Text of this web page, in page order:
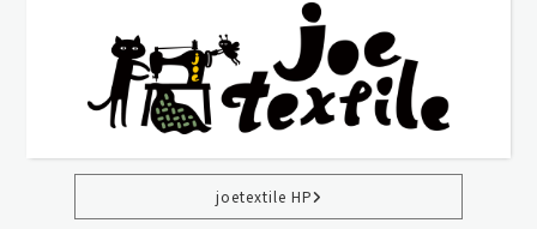
joetextile HP